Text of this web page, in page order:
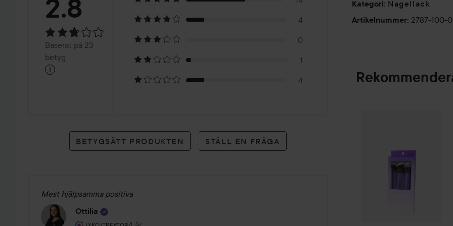
Betyg:
2.8Baserat
på
betyg
2.8
Baserat på 23
betyg
i
4
0
1
4
BETYGSÄTT PRODUKTEN STÄLL EN FRÅGA
Mest hjälpsamma positiva
Ottilia
Användarens roll: Lyko Creator.
-100% vegan
-Tillverkad i Frankrike
Kategori: Nagellack
Artikelnummer: 2787-100-